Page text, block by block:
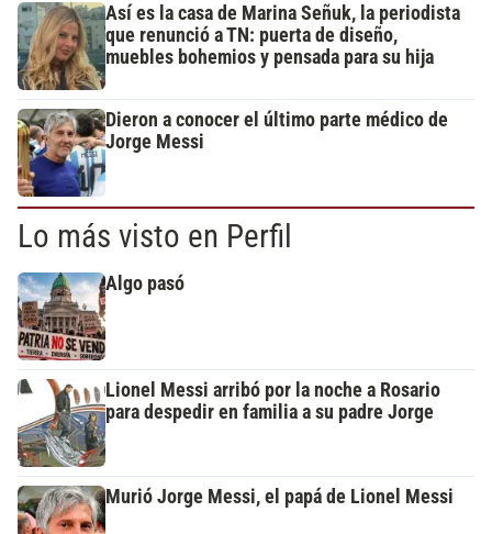
Así es la casa de Marina Señuk, la periodista
que renunció a TN: puerta de diseño,
muebles bohemios y pensada para su hija
Dieron a conocer el último parte médico de
Jorge Messi
Lo más visto en Perfil
Algo pasó
Lionel Messi arribó por la noche a Rosario
para despedir en familia a su padre Jorge
Murió Jorge Messi, el papá de Lionel Messi